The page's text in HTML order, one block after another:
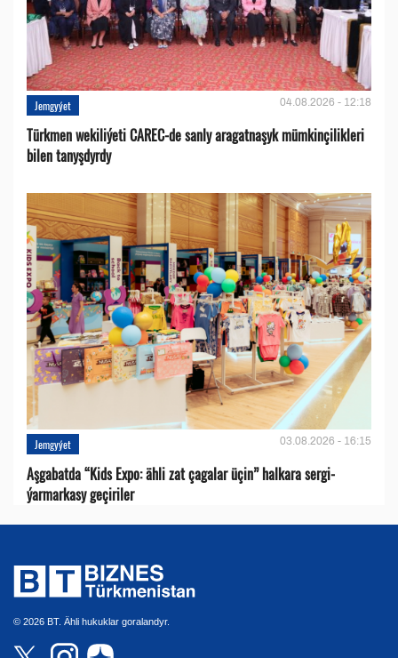
Jemgyýet 04.08.2026 - 12:18
Türkmen wekiliýeti CAREC-de sanly aragatnaşyk mümkinçilikleri
bilen tanyşdyrdy
Jemgyýet 03.08.2026 - 16:15
Aşgabatda “Kids Expo: ähli zat çagalar üçin” halkara sergi-
ýarmarkasy geçiriler
© 2026 BT. Ähli hukuklar goralandyr.